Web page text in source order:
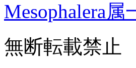
Mesophalera属
無断転載禁止